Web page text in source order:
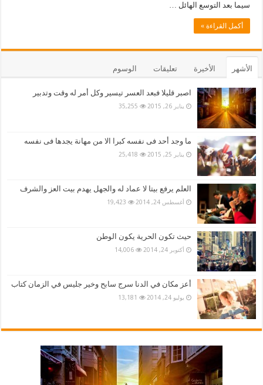
سيما بعد التوسع الهائل …
أكمل القراءة »
الأشهر الأخيرة تعليقات الوسوم
اصبر قليلا فبعد العسر تيسير وكل أمر له وقت وتدبير
يناير 26, 2015 35,255
ما وجد أحد فى نفسه كبرا الا من مهانة يجدها فى نفسه
يناير 25, 2015 25,418
العلم يرفع بيتا لا عماد له والجهل يهدم بيت العز والشرف
أغسطس 24, 2014 19,423
حيث تكون الحرية يكون الوطن
أكتوبر 24, 2014 14,006
أعز مكان في الدنا سرج سابح وخير جليس في الزمان كتاب
يوليو 24, 2014 13,181